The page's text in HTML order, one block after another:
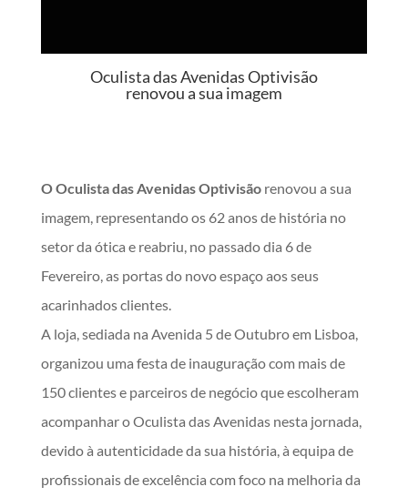
Oculista das Avenidas Optivisão
renovou a sua imagem
O Oculista das Avenidas Optivisão renovou a sua
imagem, representando os 62 anos de história no
setor da ótica e reabriu, no passado dia 6 de
Fevereiro, as portas do novo espaço aos seus
acarinhados clientes.
A loja, sediada na Avenida 5 de Outubro em Lisboa,
organizou uma festa de inauguração com mais de
150 clientes e parceiros de negócio que escolheram
acompanhar o Oculista das Avenidas nesta jornada,
devido à autenticidade da sua história, à equipa de
profissionais de excelência com foco na melhoria da